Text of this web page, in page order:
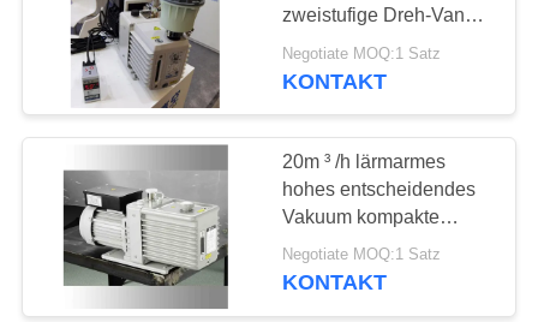
Zusatzvakuumpumpe
zweistufige Dreh-Vane
Vacuum Pump Compact
Size lärmarm
Negotiate MOQ:1 Satz
KONTAKT
20m ³ /h lärmarmes
hohes entscheidendes
Vakuum kompakte
Größen-Dreh-Vane
Vacuum Pumps 0.5Pa
Negotiate MOQ:1 Satz
KONTAKT